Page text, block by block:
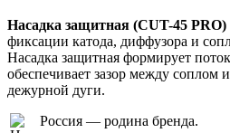
Насадка защитная (CUT-45 PRO)
фиксации катода, диффузора и
Насадка защитная формирует
обеспечивает зазор между соплом
дежурной дуги.
Россия — родина бренда.